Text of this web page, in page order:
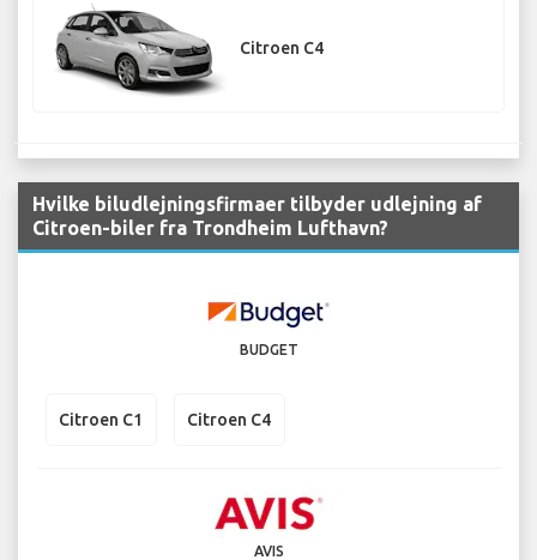
Citroen C4
Hvilke biludlejningsfirmaer tilbyder udlejning af
Citroen-biler fra Trondheim Lufthavn?
BUDGET
Citroen C1 Citroen C4
AVIS